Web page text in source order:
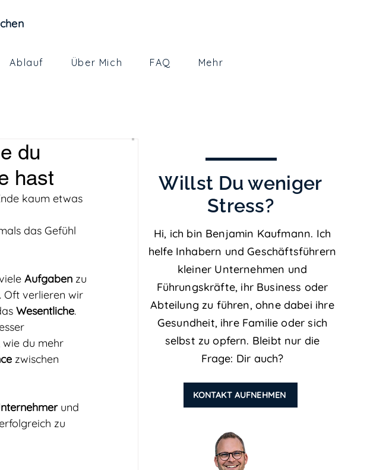
Ablauf Über Mich FAQ Mehr
du
hast
kaum etwas
das Gefühl
Aufgaben zu
Oft verlieren wir
Wesentliche.
du mehr
zwischen
und
zu
Willst Duweniger
Stress?
Hi, ich bin Benjamin Kaufmann. Ich
helfe Inhabern und Geschäftsführern
kleiner Unternehmen und
Führungskräfte, ihr Business oder
Abteilung zu führen, ohne dabei ihre
Gesundheit, ihre Familie oder sich
selbst zu opfern. Bleibt nur die
Frage: Dir auch?
KONTAKT AUFNEHMEN